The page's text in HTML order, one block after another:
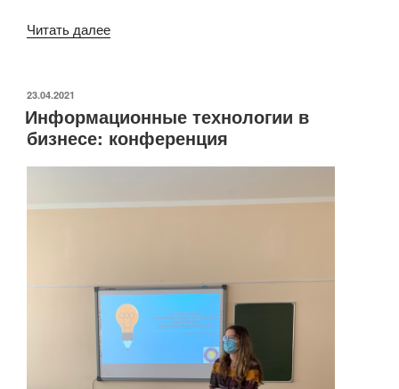
Читать далее«Совершенствование
слушания
студенческой
ОПУБЛИКОВАНО
23.04.2021
Информационные технологии в
бизнесе: конференция